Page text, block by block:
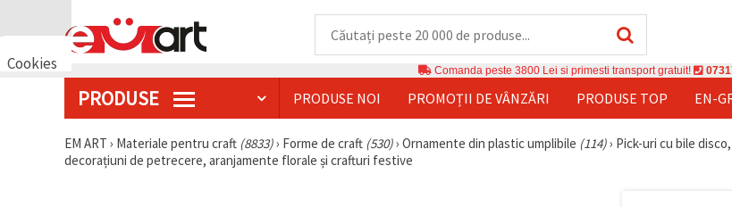
Cookies Comanda peste 3800 Lei si primesti transport gratuit!
PRODUSE PRODUSE NOI PROMOȚII DE VÂNZĂRI PRODUSE TOP EN-
EM ART › Materiale pentru craft (8833)› Forme de craft (530)› Ornamente din plastic umplibile (114)› Pick-uri cu bile
decorațiuni de petrecere, aranjamente florale și crafturi festive